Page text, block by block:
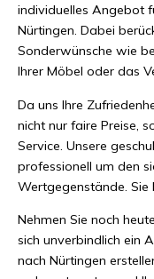
individuelles Angebot
Nürtingen. Dabei
Sonderwünsche wie
Ihrer Möbel oder das
Da uns Ihre
nicht nur faire Preise,
Service. Unsere
professionell um den
Wertgegenstände. Sie
Nehmen Sie noch
sich unverbindlich ein
nach Nürtingen